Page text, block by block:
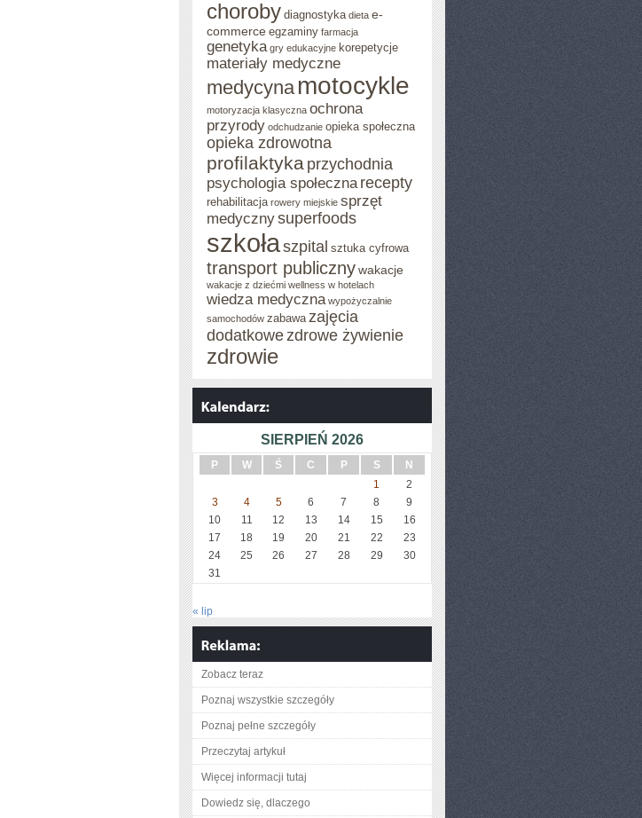
choroby diagnostyka dieta e-
commerce egzaminy farmacja
genetyka gry edukacyjne korepetycje
materiały medyczne
medycyna motocykle
motoryzacja klasyczna ochrona
przyrody odchudzanie opieka społeczna
opieka zdrowotna
profilaktyka przychodnia
psychologia społeczna recepty
rehabilitacja rowery miejskie sprzęt
medycznysuperfoods
szkołaszpital sztuka cyfrowa
transport publicznywakacje
wakacje z dziećmi wellness w hotelach
wiedza medyczna wypożyczalnie
samochodów zabawa zajęcia
dodatkowezdrowe żywienie
zdrowie
SIERPIEŃ 2026
P W Ś C P S
N
1
2
3
4 5 6 7 8
9
10
11 12 13 14 15
16
17
18 19 20 21 22
23
24
25 26 27 28 29
30
31
« lip
Zobacz teraz
Poznaj wszystkie szczegóły
Poznaj pełne szczegóły
Przeczytaj artykuł
Więcej informacji tutaj
Dowiedz się, dlaczego